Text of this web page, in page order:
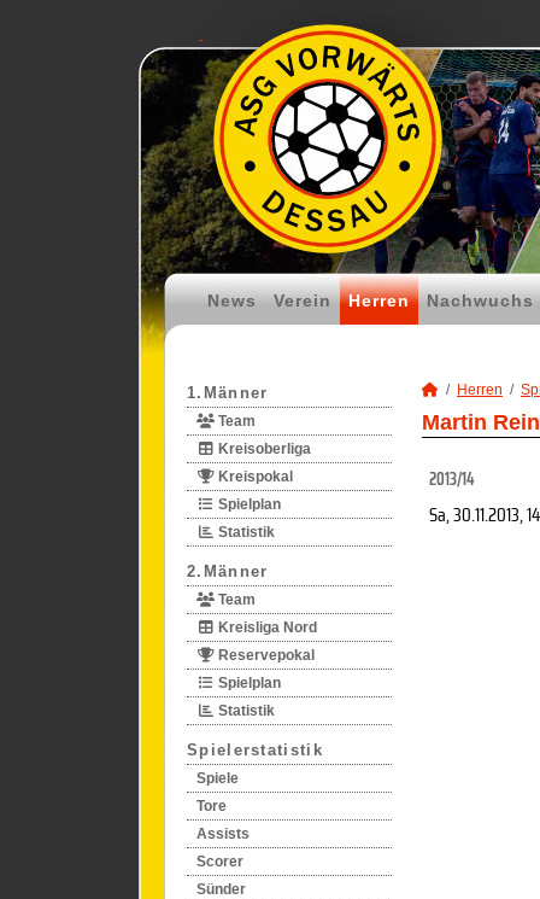
News Verein Herren Nachwuchs
1.Männer
Team
Kreisoberliga
Kreispokal
Spielplan
Statistik
2.Männer
Team
Kreisliga Nord
Reservepokal
Spielplan
Statistik
Spielerstatistik
Spiele
Tore
Assists
Scorer
Sünder
Herren
Martin
2013/14
Sa, 30.11.2013,